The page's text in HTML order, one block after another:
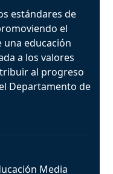
estándares de
el
educación
a los valores
al progreso
Departamento de
Media